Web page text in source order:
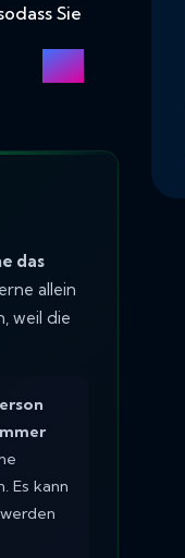
Sie
das
allein
weil die
Es kann